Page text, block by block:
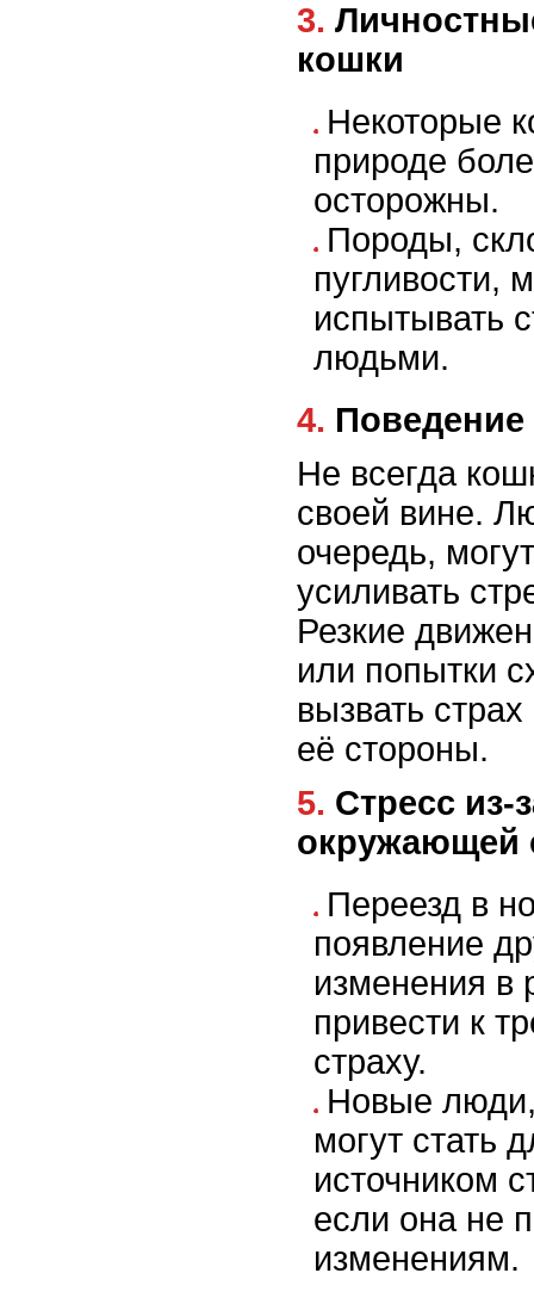
3. Личностные особенности
кошки
Некоторые
природе
осторожны.
Породы,
пугливости,
испытывать
людьми.
4.
Не всегда
своей вине.
очередь,
усиливать
Резкие
или попытки
вызвать
её стороны.
5. Стресс из-за изменений в
окружающей
Переезд в
появление
изменения в
привести к
страху.
Новые
могут стать
источником
если она не
изменениям.